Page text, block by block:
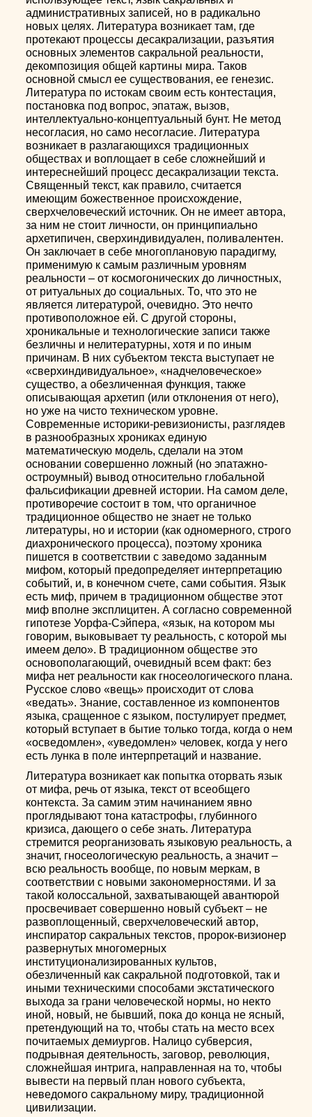
административных записей, но в радикально
новых целях. Литература возникает там, где
протекают процессы десакрализации, разъятия
основных элементов сакральной реальности,
декомпозиция общей картины мира. Таков
основной смысл ее существования, ее генезис.
Литература по истокам своим есть контестация,
постановка под вопрос, эпатаж, вызов,
интеллектуально-концептуальный бунт. Не метод
несогласия, но само несогласие. Литература
возникает в разлагающихся традиционных
обществах и воплощает в себе сложнейший и
интереснейший процесс десакрализации текста.
Священный текст, как правило, считается
имеющим божественное происхождение,
сверхчеловеческий источник. Он не имеет автора,
за ним не стоит личности, он принципиально
архетипичен, сверхиндивидуален, поливалентен.
Он заключает в себе многоплановую парадигму,
применимую к самым различным уровням
реальности – от космогонических до личностных,
от ритуальных до социальных. То, что это не
является литературой, очевидно. Это нечто
противоположное ей. С другой стороны,
хроникальные и технологические записи также
безличны и нелитературны, хотя и по иным
причинам. В них субъектом текста выступает не
«сверхиндивидуальное», «надчеловеческое»
существо, а обезличенная функция, также
описывающая архетип (или отклонения от него),
но уже на чисто техническом уровне.
Современные историки-ревизионисты, разглядев
в разнообразных хрониках единую
математическую модель, сделали на этом
основании совершенно ложный (но эпатажно-
остроумный) вывод относительно глобальной
фальсификации древней истории. На самом деле,
противоречие состоит в том, что органичное
традиционное общество не знает не только
литературы, но и истории (как одномерного, строго
диахронического процесса), поэтому хроника
пишется в соответствии с заведомо заданным
мифом, который предопределяет интерпретацию
событий, и, в конечном счете, сами события. Язык
есть миф, причем в традиционном обществе этот
миф вполне эксплицитен. А согласно современной
гипотезе Уорфа-Сэйпера, «язык, на котором мы
говорим, выковывает ту реальность, с которой мы
имеем дело». В традиционном обществе это
основополагающий, очевидный всем факт: без
мифа нет реальности как гносеологического плана.
Русское слово «вещь» происходит от слова
«ведать». Знание, составленное из компонентов
языка, сращенное с языком, постулирует предмет,
который вступает в бытие только тогда, когда о нем
«осведомлен», «уведомлен» человек, когда у него
есть лунка в поле интерпретаций и название.
Литература возникает как попытка оторвать язык
от мифа, речь от языка, текст от всеобщего
контекста. За самим этим начинанием явно
проглядывают тона катастрофы, глубинного
кризиса, дающего о себе знать. Литература
стремится реорганизовать языковую реальность, а
значит, гносеологическую реальность, а значит –
всю реальность вообще, по новым меркам, в
соответствии с новыми закономерностями. И за
такой колоссальной, захватывающей авантюрой
просвечивает совершенно новый субъект – не
развоплощенный, сверхчеловеческий автор,
инспиратор сакральных текстов, пророк-визионер
развернутых многомерных
институционализированных культов,
обезличенный как сакральной подготовкой, так и
иными техническими способами экстатического
выхода за грани человеческой нормы, но некто
иной, новый, не бывший, пока до конца не ясный,
претендующий на то, чтобы стать на место всех
почитаемых демиургов. Налицо субверсия,
подрывная деятельность, заговор, революция,
сложнейшая интрига, направленная на то, чтобы
вывести на первый план нового субъекта,
неведомого сакральному миру, традиционной
цивилизации.